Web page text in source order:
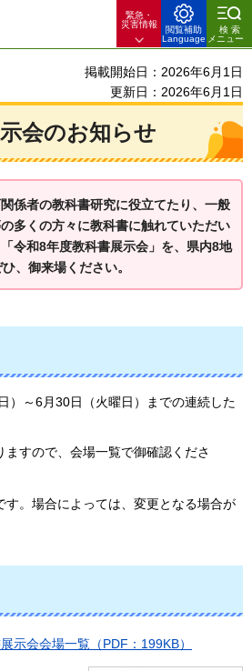
緊急・
災害情報
閲覧補助
Language
検索
メニュー
掲載開始日：2026年6月1日
更新日：2026年6月1日
会のお知らせ
係者の教科書研究に役立てたり、一般
多くの方々に教科書に触れていただい
令和8年度教科書展示会」を、県内8地
、御来場ください。
）～6月30日（火曜日）までの連続した
ますので、会場一覧で御確認くださ
す。場合によっては、変更となる場合が
示会会場一覧（PDF：199KB）